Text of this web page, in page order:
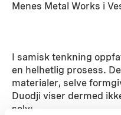
Menes Metal Works i
I samisk tenkning
en helhetlig prosess.
materialer, selve
Duodji viser dermed
selv: